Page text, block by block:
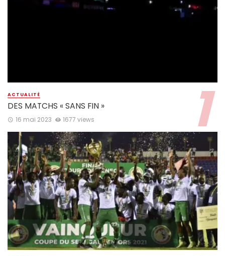
ACTUALITÉ
DES MATCHS « SANS FIN »
16 mai 2023 1677 views